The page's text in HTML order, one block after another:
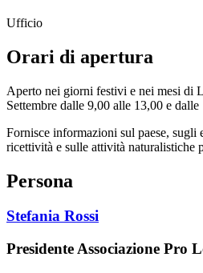
Ufficio
Orari di apertura
Aperto nei giorni festivi e nei mesi di
Settembre dalle 9,00 alle 13,00 e
Fornisce informazioni sul paese, sugli
ricettività e sulle attività naturalistiche
Persona
Stefania Rossi
Presidente Associazione Pro